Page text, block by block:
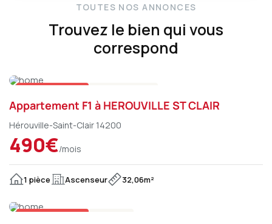
TOU TES N OS A NNONC ES
Trouvez le bien qui vous
correspond
Appartement F1 à HEROUVILLE ST CLAIR
Hérouville-Saint-Clair 14200
490€/mois
1 pièce Ascenseur 32,06m²